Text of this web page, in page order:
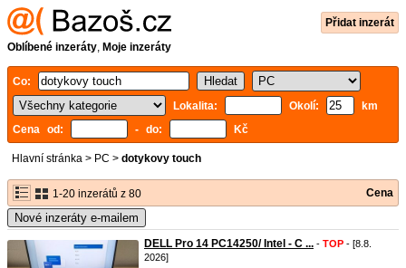
Přidat inzerát
Oblíbené inzeráty, Moje inzeráty
Co:
Lokalita:
Okolí:
km
Cena od:
- do: Kč
Hlavní stránka > PC > dotykovy touch
1-20 inzerátů z 80 Cena
Nové inzeráty e-mailem
DELL Pro 14 PC14250/ Intel - C ... - TOP - [8.8.
2026]